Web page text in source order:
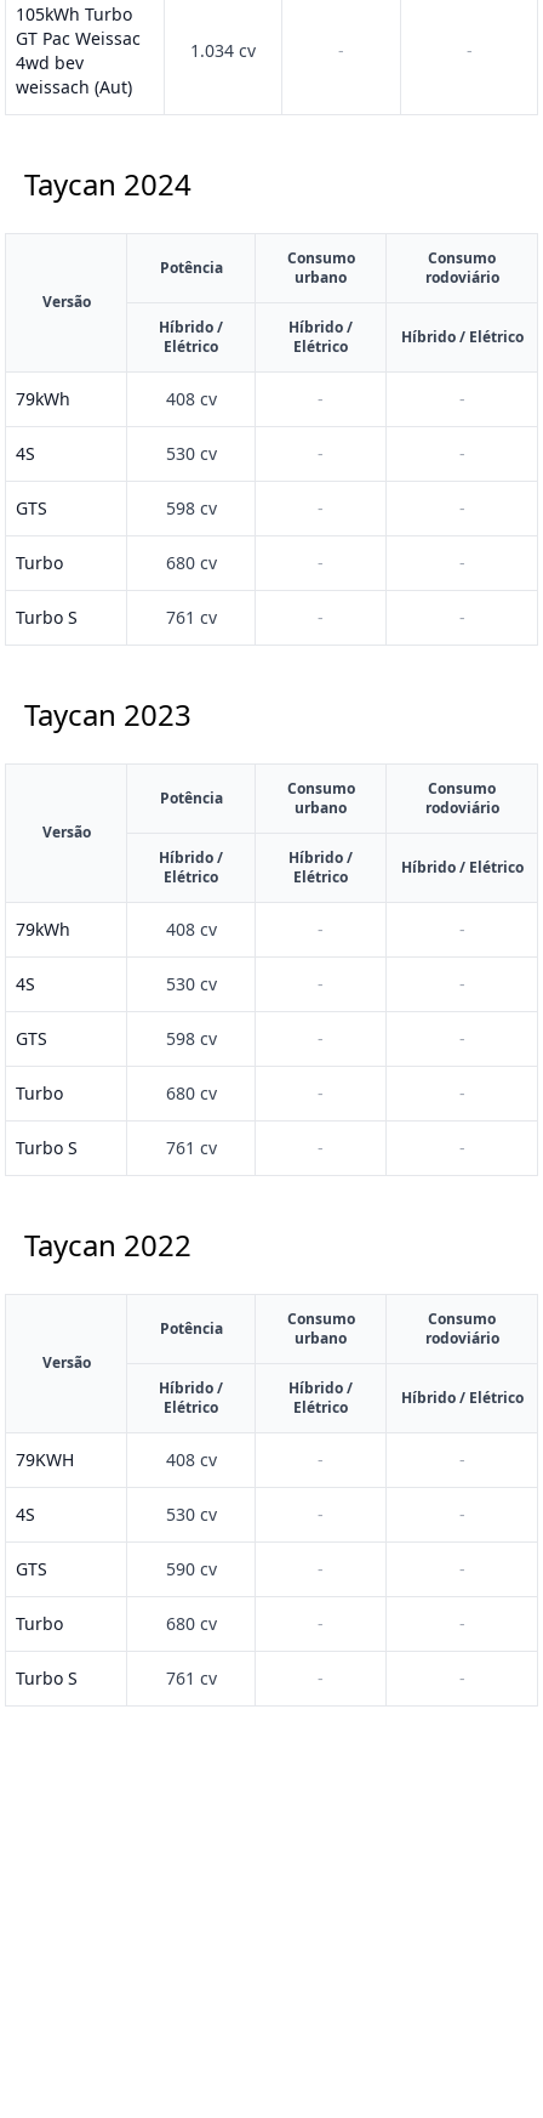
105kWh Turbo
GT Pac Weissac
4wd bev
weissach (Aut)
1.034 cv - -
Taycan 2024
Versão
Potência
Consumo
urbano
Consumo
rodoviário
Híbrido /
Elétrico
Híbrido /
Elétrico
Híbrido / Elétrico
79kWh 408 cv - -
4S 530 cv - -
GTS 598 cv - -
Turbo 680 cv - -
Turbo S 761 cv - -
Taycan 2023
Versão
Potência
Consumo
urbano
Consumo
rodoviário
Híbrido /
Elétrico
Híbrido /
Elétrico
Híbrido / Elétrico
79kWh 408 cv - -
4S 530 cv - -
GTS 598 cv - -
Turbo 680 cv - -
Turbo S 761 cv - -
Taycan 2022
Versão
Potência
Consumo
urbano
Consumo
rodoviário
Híbrido /
Elétrico
Híbrido /
Elétrico
Híbrido / Elétrico
79KWH 408 cv - -
4S 530 cv - -
GTS 590 cv - -
Turbo 680 cv - -
Turbo S 761 cv - -